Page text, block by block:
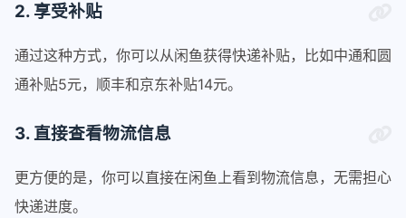
2. 享受补贴
通过这种方式，你可以从闲鱼获得快递补贴，比如中通和圆
通补贴5元，顺丰和京东补贴14元。
3. 直接查看物流信息
更方便的是，你可以直接在闲鱼上看到物流信息，无需担心
快递进度。